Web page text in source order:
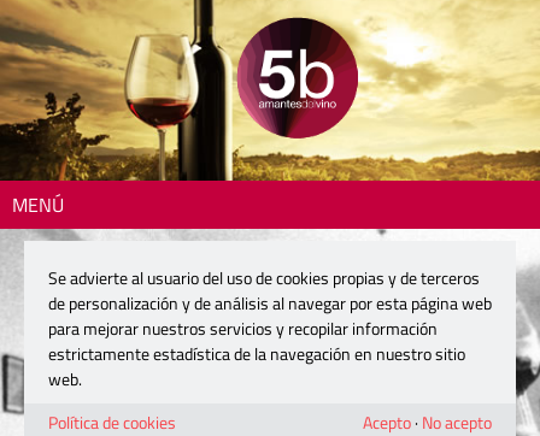
MENÚ
Se advierte al usuario del uso de cookies propias y de terceros
de personalización y de análisis al navegar por esta página web
para mejorar nuestros servicios y recopilar información
estrictamente estadística de la navegación en nuestro sitio
web.
Política de cookies
Acepto· No acepto